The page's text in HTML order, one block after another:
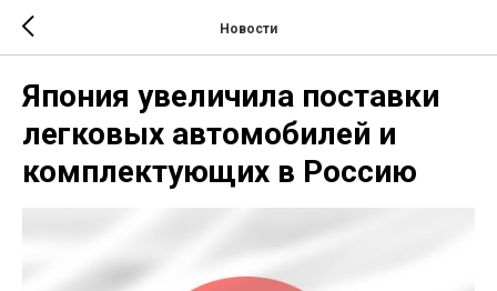
Новости
Япония увеличила поставки
легковых автомобилей и
комплектующих в Россию